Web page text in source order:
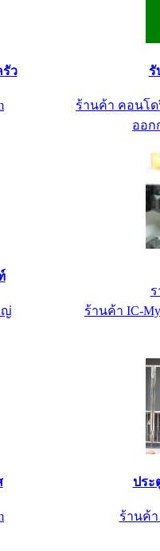
รัว รั
ร้านค้า คอนโด
ออก
ญ่
ร้านค้า IC-
ประ
ร้านค้